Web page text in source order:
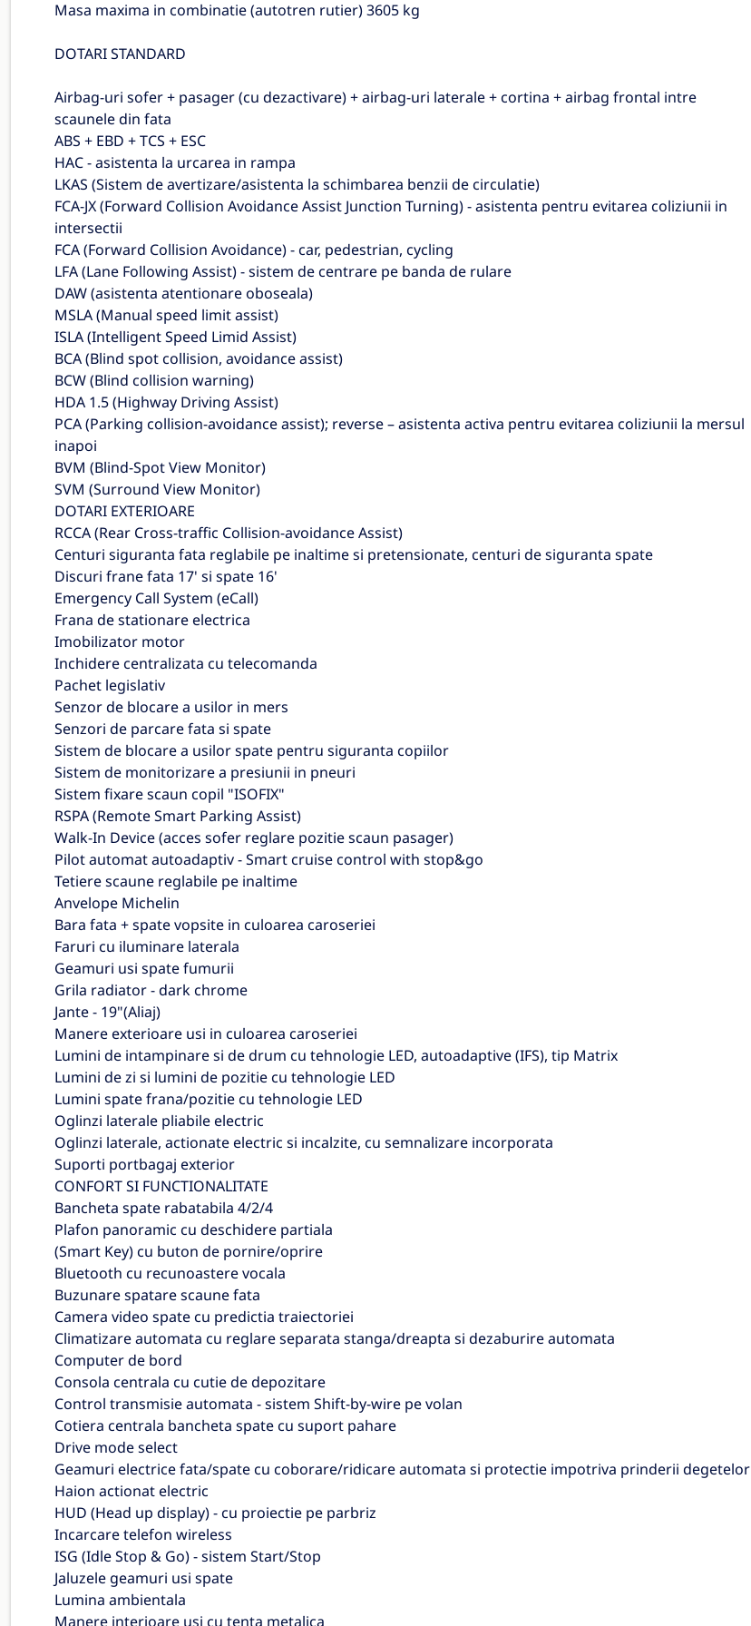
Masa maxima in combinatie (autotren rutier) 3605 kg
DOTARI STANDARD
Airbag-uri sofer + pasager (cu dezactivare) + airbag-uri laterale + cortina + airbag frontal intre
scaunele din fata
ABS + EBD + TCS + ESC
HAC - asistenta la urcarea in rampa
LKAS (Sistem de avertizare/asistenta la schimbarea benzii de circulatie)
FCA-JX (Forward Collision Avoidance Assist Junction Turning) - asistenta pentru evitarea coliziunii in
intersectii
FCA (Forward Collision Avoidance) - car, pedestrian, cycling
LFA (Lane Following Assist) - sistem de centrare pe banda de rulare
DAW (asistenta atentionare oboseala)
MSLA (Manual speed limit assist)
ISLA (Intelligent Speed Limid Assist)
BCA (Blind spot collision, avoidance assist)
BCW (Blind collision warning)
HDA 1.5 (Highway Driving Assist)
PCA (Parking collision-avoidance assist); reverse – asistenta activa pentru evitarea coliziunii la mersul
inapoi
BVM (Blind-Spot View Monitor)
SVM (Surround View Monitor)
DOTARI EXTERIOARE
RCCA (Rear Cross-traffic Collision-avoidance Assist)
Centuri siguranta fata reglabile pe inaltime si pretensionate, centuri de siguranta spate
Discuri frane fata 17' si spate 16'
Emergency Call System (eCall)
Frana de stationare electrica
Imobilizator motor
Inchidere centralizata cu telecomanda
Pachet legislativ
Senzor de blocare a usilor in mers
Senzori de parcare fata si spate
Sistem de blocare a usilor spate pentru siguranta copiilor
Sistem de monitorizare a presiunii in pneuri
Sistem fixare scaun copil "ISOFIX"
RSPA (Remote Smart Parking Assist)
Walk-In Device (acces sofer reglare pozitie scaun pasager)
Pilot automat autoadaptiv - Smart cruise control with stop&go
Tetiere scaune reglabile pe inaltime
Anvelope Michelin
Bara fata + spate vopsite in culoarea caroseriei
Faruri cu iluminare laterala
Geamuri usi spate fumurii
Grila radiator - dark chrome
Jante - 19"(Aliaj)
Manere exterioare usi in culoarea caroseriei
Lumini de intampinare si de drum cu tehnologie LED, autoadaptive (IFS), tip Matrix
Lumini de zi si lumini de pozitie cu tehnologie LED
Lumini spate frana/pozitie cu tehnologie LED
Oglinzi laterale pliabile electric
Oglinzi laterale, actionate electric si incalzite, cu semnalizare incorporata
Suporti portbagaj exterior
CONFORT SI FUNCTIONALITATE
Bancheta spate rabatabila 4/2/4
Plafon panoramic cu deschidere partiala
(Smart Key) cu buton de pornire/oprire
Bluetooth cu recunoastere vocala
Buzunare spatare scaune fata
Camera video spate cu predictia traiectoriei
Climatizare automata cu reglare separata stanga/dreapta si dezaburire automata
Computer de bord
Consola centrala cu cutie de depozitare
Control transmisie automata - sistem Shift-by-wire pe volan
Cotiera centrala bancheta spate cu suport pahare
Drive mode select
Geamuri electrice fata/spate cu coborare/ridicare automata si protectie impotriva prinderii degetelor
Haion actionat electric
HUD (Head up display) - cu proiectie pe parbriz
Incarcare telefon wireless
ISG (Idle Stop & Go) - sistem Start/Stop
Jaluzele geamuri usi spate
Lumina ambientala
Manere interioare usi cu tenta metalica